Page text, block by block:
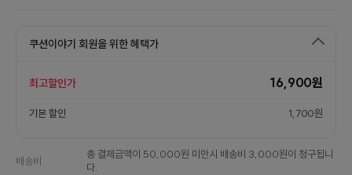
쿠션이야기 회원을 위한 혜택가
최고할인가 16,900원
기본 할인 1,700원
배송비
총 결제금액이 50,000원 미만시 배송비 3,000원이 청구됩니
다.